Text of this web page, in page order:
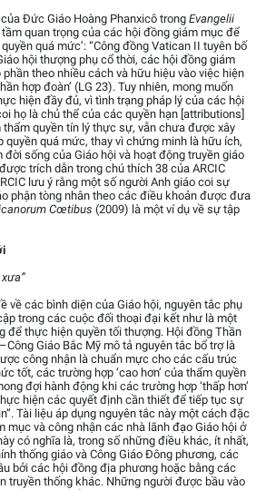
Đức Giáo Hoàng Phanxicô trong Evangelii
quan trọng của các hội đồng giám mục để
quá mức’: “Công đồng Vatican II tuyên bố
hội thượng phụ cổ thời, các hội đồng giám
phần theo nhiều cách và hữu hiệu vào việc hiện
hợp đoàn’ (LG 23). Tuy nhiên, mong muốn
hiện đầy đủ, vì tình trạng pháp lý của các hội
họ là chủ thể của các quyền hạn [attributions]
thẩm quyền tín lý thực sự, vẫn chưa được xây
quyền quá mức, thay vì chứng minh là hữu ích,
đời sống của Giáo hội và hoạt động truyền giáo
trích dẫn trong chú thích 38 của ARCIC
lưu ý rằng một số người Anh giáo coi sự
phận tòng nhân theo các điều khoản được đưa
Cœtibus (2009) là một ví dụ về sự tập
về các bình diện của Giáo hội, nguyên tắc phụ
trong các cuộc đối thoại đại kết như là một
để thực hiện quyền tối thượng. Hội đồng Thần
Giáo Bắc Mỹ mô tả nguyên tắc bổ trợ là
công nhận là chuẩn mực cho các cấu trúc
tốt, các trường hợp ‘cao hơn’ của thẩm quyền
đợi hành động khi các trường hợp ‘thấp hơn’
hiện các quyết định cần thiết để tiếp tục sự
Tài liệu áp dụng nguyên tắc này một cách đặc
mục và công nhận các nhà lãnh đạo Giáo hội ở
có nghĩa là, trong số những điều khác, ít nhất,
thống giáo và Công Giáo Đông phương, các
bởi các hội đồng địa phương hoặc bằng các
truyền thống khác. Những người được bầu vào